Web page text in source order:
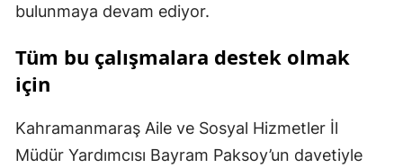
bulunmaya devam ediyor.
Tüm bu çalışmalara destek olmak
için
Kahramanmaraş Aile ve Sosyal Hizmetler İl
Müdür Yardımcısı Bayram Paksoy’un davetiyle